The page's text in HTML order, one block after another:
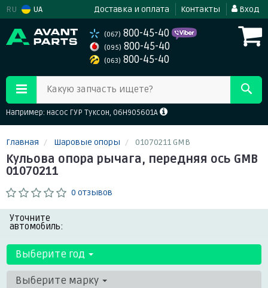
RU UA Доставка и оплата Контакты Вход
(067) 800-45-40
(095) 800-45-40
(063) 800-45-40
Какую запчасть ищете?
Например: насос ГУР Туксон, 06H905601A
Главная Шаровые опоры 01070211 GMB
Кульова опора рычага, передняя ось GMB
01070211
0 отзывов
Уточните
автомобиль:
Выберите год
Выберите марку